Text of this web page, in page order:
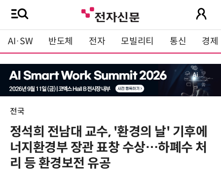
AI·SW 반도체 전자 모빌리티 통신 경제
전국
정석희 전남대 교수, '환경의 날' 기후에
너지환경부 장관 표창 수상…하폐수 처
리 등 환경보전 유공